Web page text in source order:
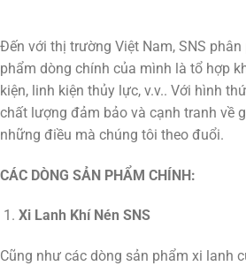
Đến với thị trường Việt Nam, SNS
phẩm dòng chính của mình là tổ hợp
kiện, linh kiện thủy lực, v.v.. Với hình
chất lượng đảm bảo và cạnh tranh về
những điều mà chúng tôi theo đuổi.
CÁC DÒNG SẢN PHẨM CHÍNH:
Xi Lanh Khí Nén SNS
Cũng như các dòng sản phẩm xi lanh